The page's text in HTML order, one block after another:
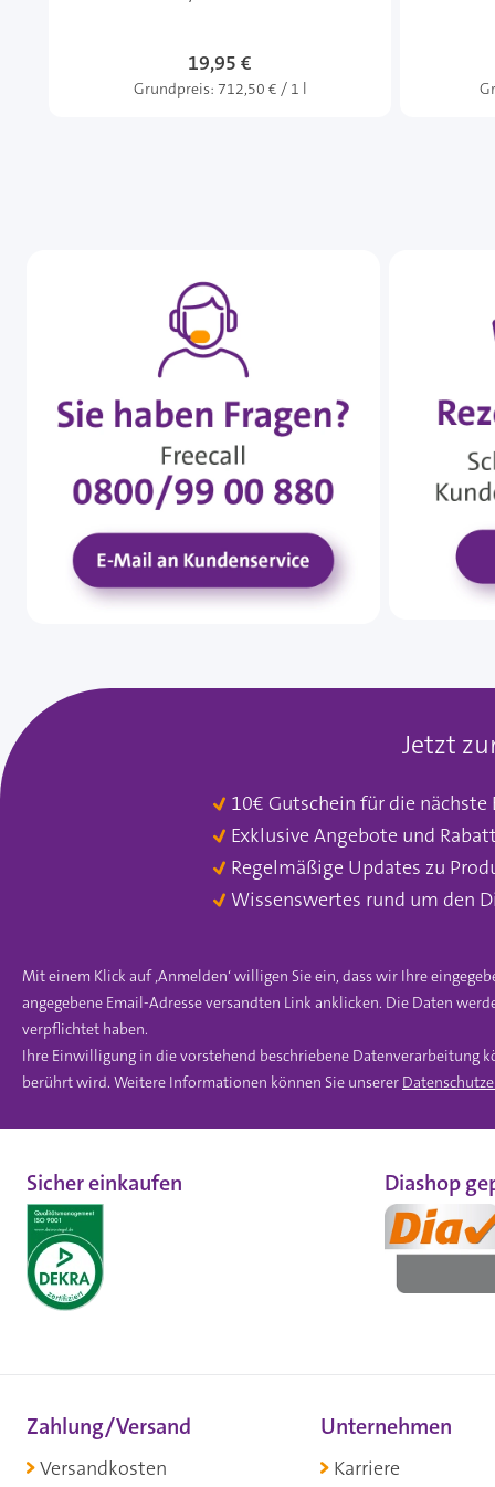
19,95 €
Grundpreis: 712,50 € / 1 l
Jetzt
10€ Gutschein für die
Exklusive Angebote und
Regelmäßige Updates zu
Wissenswertes rund um den
Mit einem Klick auf ‚Anmelden‘ willigen Sie ein, dass wir Ihre
angegebene Email-Adresse versandten Link anklicken. Die Daten
verpflichtet haben.
Ihre Einwilligung in die vorstehend beschriebene Datenverarbeitung
berührt wird. Weitere Informationen können Sie unserer
Sicher einkaufen Diashop
Zahlung/Versand
Versandkosten
Unternehmen
Karriere